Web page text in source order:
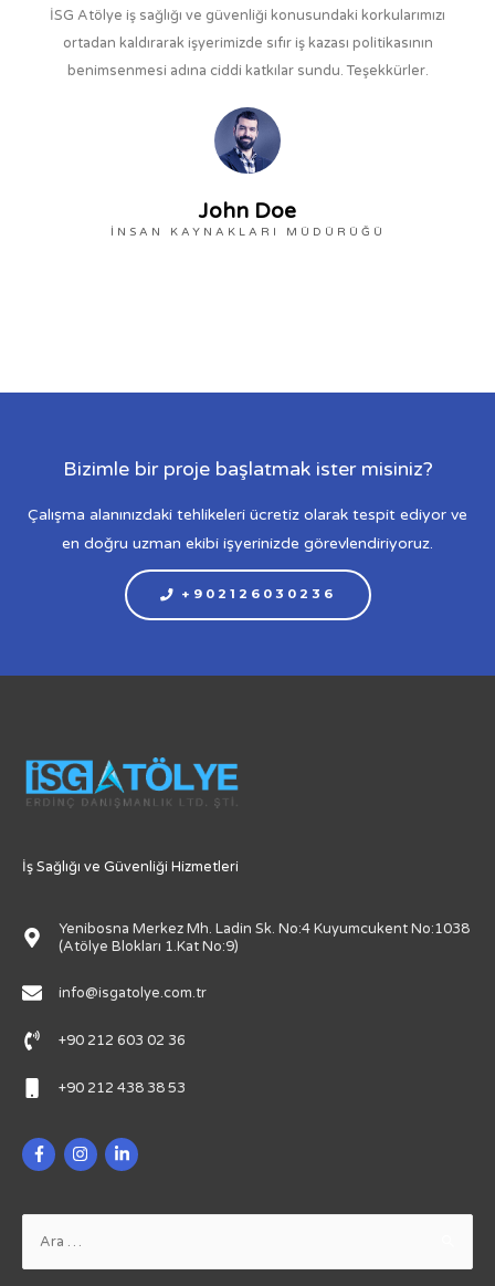
İSG Atölye iş sağlığı ve güvenliği konusundaki korkularımızı
ortadan kaldırarak işyerimizde sıfır iş kazası politikasının
benimsenmesi adına ciddi katkılar sundu. Teşekkürler.
John Doe
İNSAN KAYNAKLARI MÜDÜRÜĞÜ
Bizimle bir proje başlatmak ister misiniz?
Çalışma alanınızdaki tehlikeleri ücretiz olarak tespit ediyor ve
en doğru uzman ekibi işyerinizde görevlendiriyoruz.
+902126030236
İş Sağlığı ve Güvenliği Hizmetleri
Yenibosna Merkez Mh. Ladin Sk. No:4 Kuyumcukent No:1038
(Atölye Blokları 1.Kat No:9)
info@isgatolye.com.tr
+90 212 603 02 36
+90 212 438 38 53